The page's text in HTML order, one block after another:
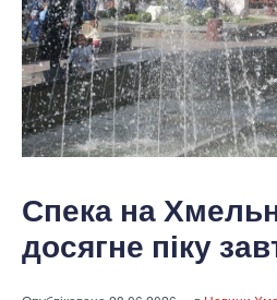
Спека на
досягне піку